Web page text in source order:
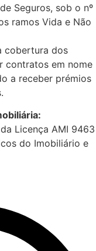
Seguros, sob o nº
ramos Vida e Não
cobertura dos
contratos em nome
a receber prémios
Licença AMI 9463
do Imobiliário e